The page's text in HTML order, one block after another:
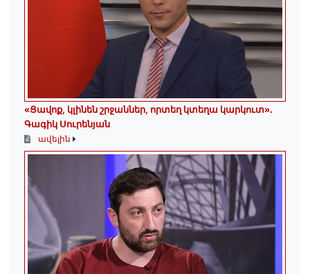
«Ցավոք, կլինեն շրջաններ, որտեղ կտեղա կարկուտ»․
Գագիկ Սուրենյան
ավելին